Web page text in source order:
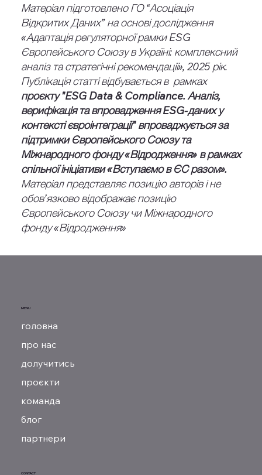
Матеріал підготовлено ГО “Асоціація
Відкритих Даних” на основі дослідження
«Адаптація регуляторної рамки ESG
Європейського Союзу в Україні: комплексний
аналіз та стратегічні рекомендації», 2025 рік.
Публікація статті відбувається в рамках
проєкту "ESG Data & Compliance. Аналіз,
верифікація та впровадження ESG-даних у
контексті євроінтеграції" впроваджується за
підтримки Європейського Союзу та
Міжнародного фонду «Відродження» в рамках
спільної ініціативи «Вступаємо в ЄС разом».
Матеріал представляє позицію авторів і не
обов’язково відображає позицію
Європейського Союзу чи Міжнародного
фонду «Відродження»
MENU
головна
про нас
долучитись
проєкти
команда
блог
партнери
CONTACT